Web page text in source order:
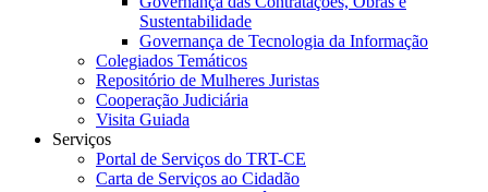
Sustentabilidade
Governança de Tecnologia da Informação
Colegiados Temáticos
Repositório de Mulheres Juristas
Cooperação Judiciária
Visita Guiada
Serviços
Portal de Serviços do TRT-CE
Carta de Serviços ao Cidadão